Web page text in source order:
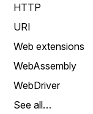
HTTP
URI
Web extensions
WebAssembly
WebDriver
See all…